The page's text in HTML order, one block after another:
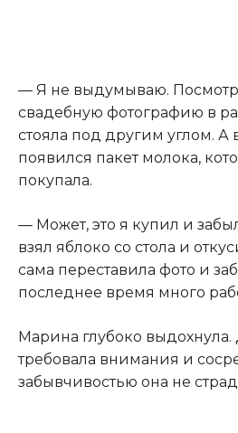
— Я не выдумываю.
свадебную фотографию в
стояла под другим углом. А
появился пакет молока,
покупала.
— Может, это я купил и
взял яблоко со стола и
сама переставила фото и
последнее время много
Марина глубоко выдохнула.
требовала внимания и
забывчивостью она не